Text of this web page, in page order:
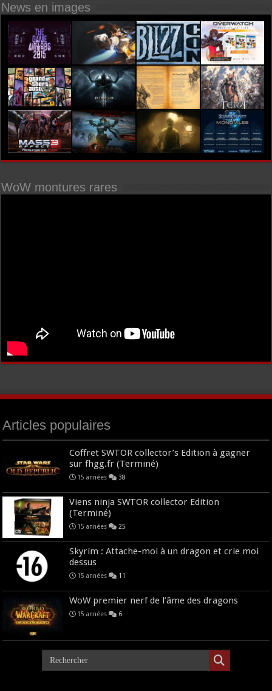
News en images
WoW montures rares
Articles populaires
Coffret SWTOR collector’s Edition à gagner
sur fhgg.fr (Terminé)
15 années 38
Viens ninja SWTOR collector Edition
(Terminé)
15 années 25
Skyrim : Attache-moi à un dragon et crie moi
dessus
15 années 11
WoW premier nerf de l’âme des dragons
15 années 6